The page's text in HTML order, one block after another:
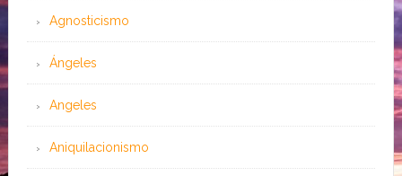
Agnosticismo
Ángeles
Angeles
Aniquilacionismo